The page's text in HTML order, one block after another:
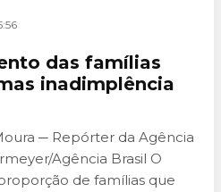
das famílias
inadimplência
─ Repórter da Agência
Agência Brasil O
de famílias que